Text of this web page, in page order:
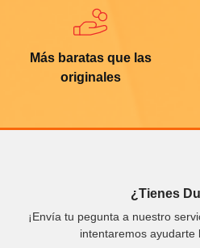
Más baratas que las
originales
¿Tienes
¡Envía tu pegunta a nuestro
intentaremos ayudarte